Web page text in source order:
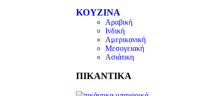
ΚΟΥΖΙΝΑ
Αραβική
Ινδική
Αμερικανική
Μεσογειακή
Ασιάτικη
ΠΙΚΑΝΤΙΚΑ